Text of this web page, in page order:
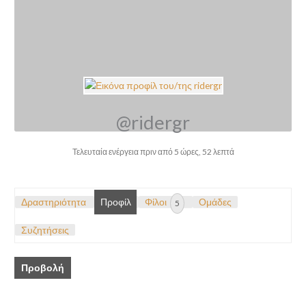
@ridergr
Τελευταία ενέργεια πριν από 5 ώρες, 52 λεπτά
Δραστηριότητα Προφίλ Φίλοι 5 Ομάδες
Συζητήσεις
Προβολή